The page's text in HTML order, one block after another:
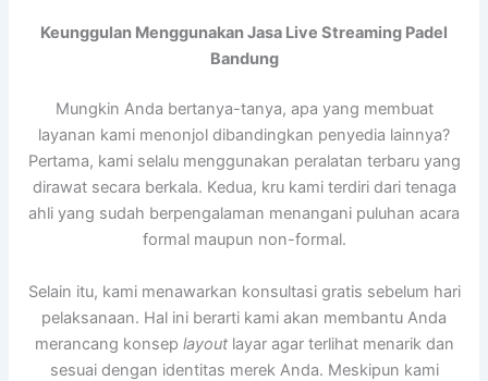
Keunggulan Menggunakan Jasa Live Streaming Padel
Bandung
Mungkin Anda bertanya-tanya, apa yang membuat
layanan kami menonjol dibandingkan penyedia lainnya?
Pertama, kami selalu menggunakan peralatan terbaru yang
dirawat secara berkala. Kedua, kru kami terdiri dari tenaga
ahli yang sudah berpengalaman menangani puluhan acara
formal maupun non-formal.
Selain itu, kami menawarkan konsultasi gratis sebelum hari
pelaksanaan. Hal ini berarti kami akan membantu Anda
merancang konsep layoutlayar agar terlihat menarik dan
sesuai dengan identitas merek Anda. Meskipun kami